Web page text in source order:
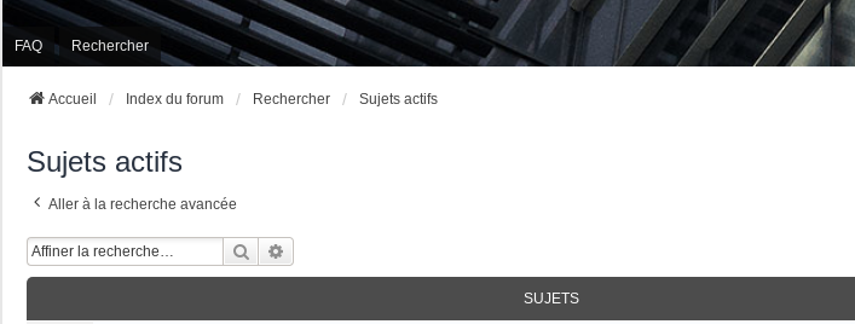
FAQ Rechercher
Accueil Index du forum Rechercher Sujets actifs
Sujets actifs
Aller à la recherche avancée
Rechercher
SUJETS